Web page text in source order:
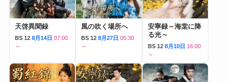
天啓異聞録
BS 12 8月14日 07:00
～
風の吹く場所へ
BS 12 8月27日 05:30
～
安寧録～海棠に降
る光～
BS 12 8月10日 16:00
～